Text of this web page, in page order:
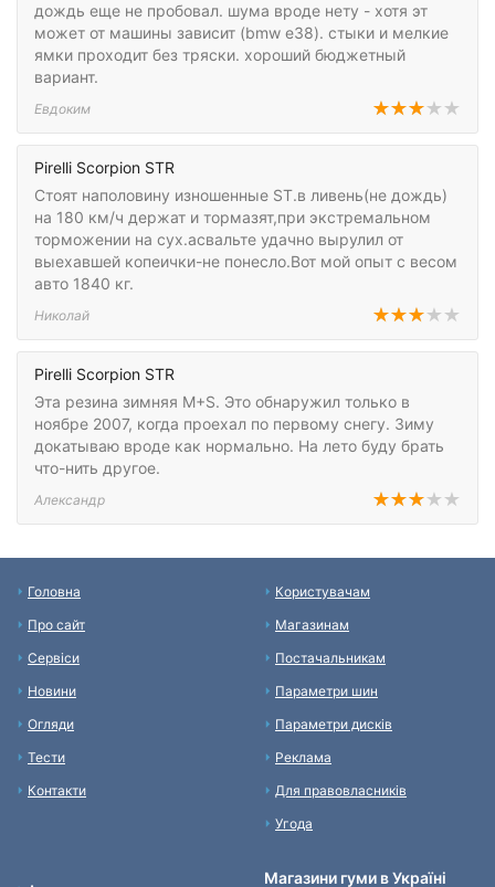
дождь еще не пробовал. шума вроде нету - хотя эт
может от машины зависит (bmw e38). стыки и мелкие
ямки проходит без тряски. хороший бюджетный
вариант.
Евдоким
Pirelli Scorpion STR
Стоят наполовину изношенные ST.в ливень(не дождь)
на 180 км/ч держат и тормазят,при экстремальном
торможении на сух.асвальте удачно вырулил от
выехавшей копеички-не понесло.Вот мой опыт с весом
авто 1840 кг.
Николай
Pirelli Scorpion STR
Эта резина зимняя M+S. Это обнаружил только в
ноябре 2007, когда проехал по первому снегу. Зиму
докатываю вроде как нормально. На лето буду брать
что-нить другое.
Александр
Головна
Про сайт
Сервіси
Новини
Огляди
Тести
Контакти
Користувачам
Магазинам
Постачальникам
Параметри шин
Параметри дисків
Реклама
Для правовласників
Угода
Магазини гуми в Україні